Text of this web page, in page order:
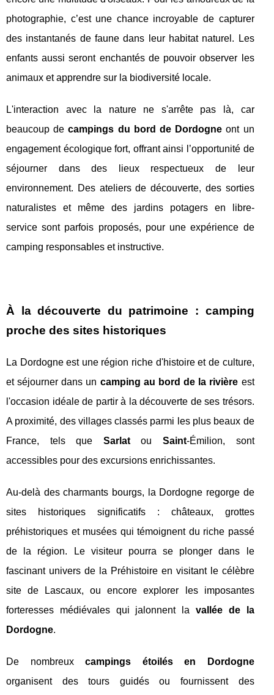
photographie, c’est une chance incroyable de capturer
des instantanés de faune dans leur habitat naturel. Les
enfants aussi seront enchantés de pouvoir observer les
animaux et apprendre sur la biodiversité locale.
L'interaction avec la nature ne s'arrête pas là, car
beaucoup decampings du bord de Dordogne ont un
engagement écologique fort, offrant ainsi l’opportunité de
séjourner dans des lieux respectueux de leur
environnement. Des ateliers de découverte, des sorties
naturalistes et même des jardins potagers en libre-
service sont parfois proposés, pour une expérience de
camping responsables et instructive.
À la découverte du patrimoine : camping
proche des sites historiques
La Dordogne est une région riche d'histoire et de culture,
et séjourner dans un camping au bord de la rivière est
l'occasion idéale de partir à la découverte de ses trésors.
A proximité, des villages classés parmi les plus beaux de
France, tels que Sarlatou Saint-Émilion, sont
accessibles pour des excursions enrichissantes.
Au-delà des charmants bourgs, la Dordogne regorge de
sites historiques significatifs : châteaux, grottes
préhistoriques et musées qui témoignent du riche passé
de la région. Le visiteur pourra se plonger dans le
fascinant univers de la Préhistoire en visitant le célèbre
site de Lascaux, ou encore explorer les imposantes
forteresses médiévales qui jalonnent la vallée de la
Dordogne.
De nombreuxcampings étoilés en Dordogne
organisent des tours guidés ou fournissent des